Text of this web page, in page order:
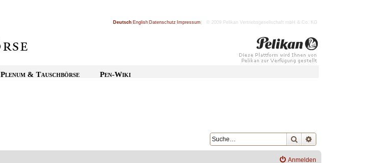
Deutsch English Datenschutz Impressum | © 2009 Pelikan Vertriebsgesellschaft mbH & Co. KG
Plenum & Tauschbörse Pen-Wiki
Suche
Anmelden